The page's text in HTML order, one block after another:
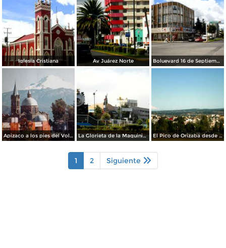
Iglesia Cristiana Av Juárez Norte Boluevard 16 de Septiembre esq Av Juárez
Apizaco a los pies del Volcan La Malinche La Glorieta de la Maquinita 212 El Pico de Orizaba desde Apizaco
1 2 Siguiente